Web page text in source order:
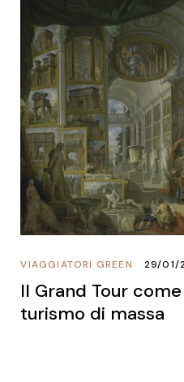
VIAGGIATORI GREEN 29/01/
Il Grand Tour
turismo di massa